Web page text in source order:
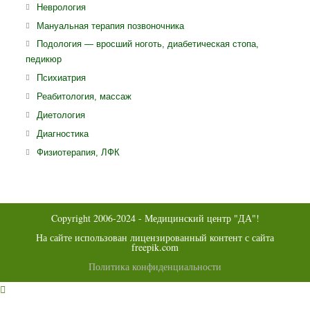
НеврологияОткроется
в
Мануальная терапия позвоночникаОткроется
в
Подология — вросший ноготь, диабетическая стопа,
педикюр
ПсихиатрияОткроется
в
Реабитология, массажОткроется
ДиетологияОткроется
в
ДиагностикаОткроется
в
Физиотерапия, ЛФК
Copyright 2006-2024 - Медицинский центр "ДА"!
На сайте использован лицензированный контент с сайта
freepik.com
Политика конфиденциальности